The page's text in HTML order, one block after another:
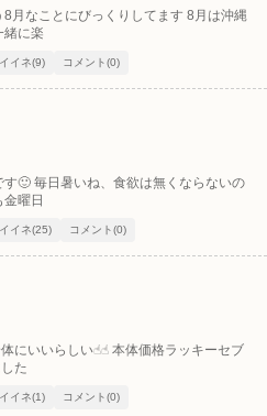
8月なことにびっくりしてます 8月は沖縄
緒に楽
イイネ(9) コメント(0)
す🙂 毎日暑いね、食欲は無くならないの
曜日
イイネ(25) コメント(0)
にいいらしい☝️☝️ 本体価格ラッキーセブ
た
イイネ(1) コメント(0)
をシェアする
X (旧Twitter)
グイン